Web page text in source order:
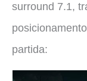
surround 7.1,
partida: